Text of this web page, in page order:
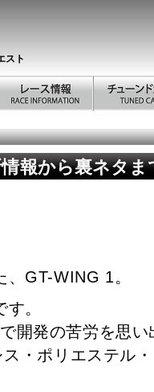
スト
報から裏ネタま
GT-WING 1。
。
開発の苦労を思い
・ポリエステル